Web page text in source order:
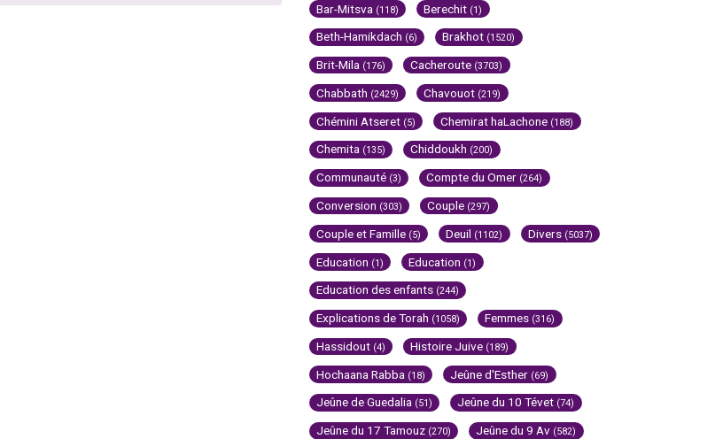
Bar-Mitsva (118) Berechit (1)
Beth-Hamikdach (6) Brakhot (1520)
Brit-Mila (176) Cacheroute (3703)
Chabbath (2429) Chavouot (219)
Chémini Atseret (5) Chemirat haLachone (188)
Chemita (135) Chiddoukh (200)
Communauté (3) Compte du Omer (264)
Conversion (303) Couple (297)
Couple et Famille (5) Deuil (1102) Divers (5037)
Education (1) Education (1)
Education des enfants (244)
Explications de Torah (1058) Femmes (316)
Hassidout (4) Histoire Juive (189)
Hochaana Rabba (18) Jeûne d'Esther (69)
Jeûne de Guedalia (51) Jeûne du 10 Tévet (74)
Jeûne du 17 Tamouz (270) Jeûne du 9 Av (582)